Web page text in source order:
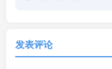
发表评论